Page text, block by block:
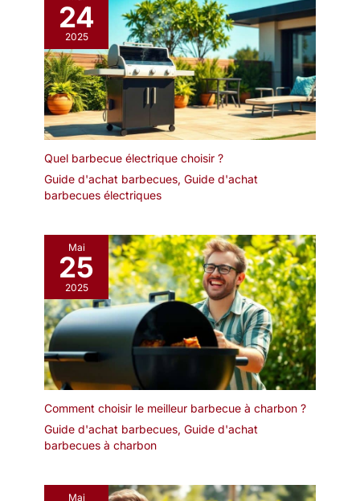
24
2025
Quel barbecue électrique choisir ?
Guide d'achat barbecues, Guide d'achat
barbecues électriques
Mai
25
2025
Comment choisir le meilleur barbecue à charbon ?
Guide d'achat barbecues, Guide d'achat
barbecues à charbon
Mai